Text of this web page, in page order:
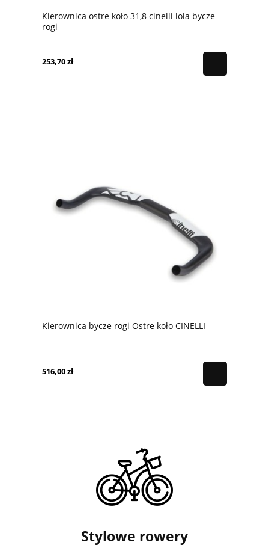
Kierownica ostre koło 31,8 cinelli lola bycze
rogi
253,70 zł
Kierownica bycze rogi Ostre koło CINELLI
516,00 zł
Stylowe rowery